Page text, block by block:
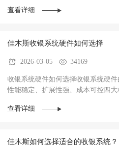
查看详细
佳木斯收银系统硬件如何选择
2026-03-05 34169
收银系统硬件如何选择收银系统硬件
性能稳定、扩展性强、成本可控‌四
查看详细
佳木斯如何选择适合的收银系统？